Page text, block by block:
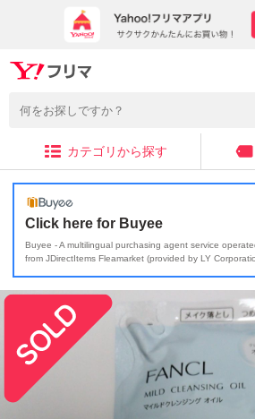
カテゴリから探す
Click here for Buyee
Buyee - A multilingual purchasing agent service
from JDirectItems Fleamarket (provided by LY